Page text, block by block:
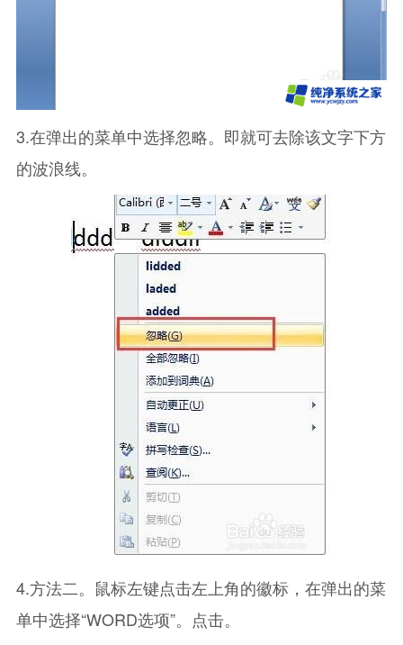
3.在弹出的菜单中选择忽略。即就可去除该文字下方
的波浪线。
4.方法二。鼠标左键点击左上角的徽标，在弹出的菜
单中选择“WORD选项”。点击。